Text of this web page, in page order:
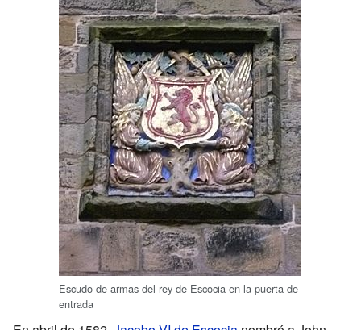
Escudo de armas del rey de Escocia en la puerta de
entrada